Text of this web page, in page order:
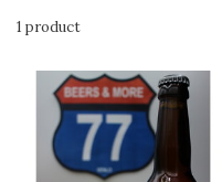
1 product